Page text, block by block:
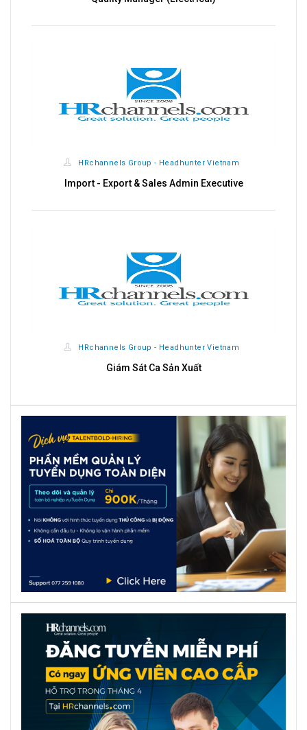
HRchannels Group - Headhunter Vietnam
Import - Export & Sales Admin Executive
HRchannels Group - Headhunter Vietnam
Giám Sát Ca Sản Xuất